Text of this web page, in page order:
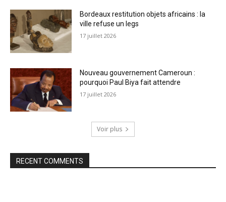
Bordeaux restitution objets africains : la
ville refuse un legs
17 juillet 2026
Nouveau gouvernement Cameroun :
pourquoi Paul Biya fait attendre
17 juillet 2026
Voir plus
RECENT COMMENTS